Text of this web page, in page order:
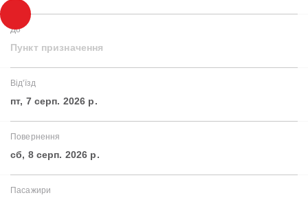
До
Пункт призначення
Від'їзд
пт, 7 серп. 2026 р.
Повернення
сб, 8 серп. 2026 р.
Пасажири